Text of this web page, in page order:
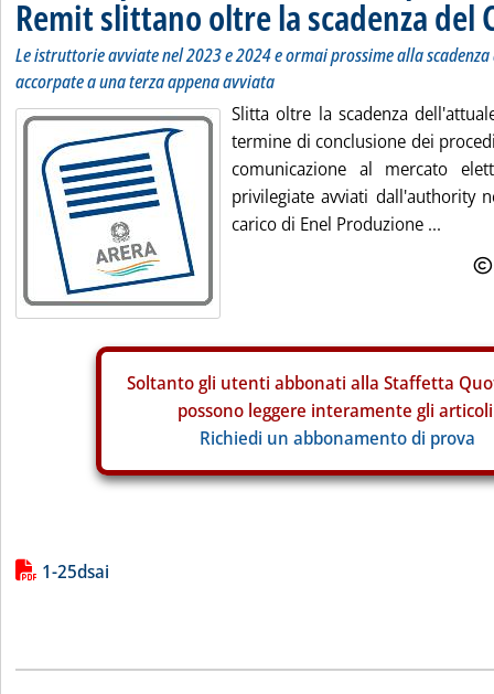
Remit slittano oltre la scadenza del
Le istruttorie avviate nel 2023 e 2024 e ormai prossime alla
accorpate a una terza appena avviata
Slitta oltre la scadenza
termine di conclusione dei
comunicazione al mercato
privilegiate avviati dall'authority
carico di Enel Produzione ...
Soltanto gli utenti abbonati alla Staffetta
possono leggere interamente gli
Richiedi un abbonamento di prova
Lista allegati PDF alla notizia
1-25dsai